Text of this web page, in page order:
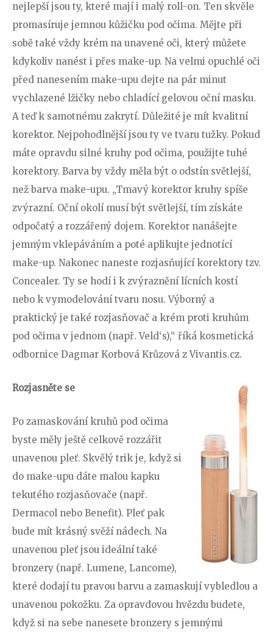
nejlepší jsou ty, které mají i malý roll-on. Ten skvěle
promasíruje jemnou kůžičku pod očima. Mějte při
sobě také vždy krém na unavené oči, který můžete
kdykoliv nanést i přes make-up. Na velmi opuchlé oči
před nanesením make-upu dejte na pár minut
vychlazené lžičky nebo chladící gelovou oční masku.
A teď k samotnému zakrytí. Důležité je mít kvalitní
korektor. Nejpohodlnější jsou ty ve tvaru tužky. Pokud
máte opravdu silné kruhy pod očima, použijte tuhé
korektory. Barva by vždy měla být o odstín světlejší,
než barva make-upu. „Tmavý korektor kruhy spíše
zvýrazní. Oční okolí musí být světlejší, tím získáte
odpočatý a rozzářený dojem. Korektor nanášejte
jemným vklepáváním a poté aplikujte jednotící
make-up. Nakonec naneste rozjasňující korektory tzv.
Concealer. Ty se hodí i k zvýraznění lícních kostí
nebo k vymodelování tvaru nosu. Výborný a
praktický je také rozjasňovač a krém proti kruhům
pod očima v jednom (např. Veld‘s),“ říká kosmetická
odbornice Dagmar Korbová Krůzová z Vivantis.cz.
Rozjasněte se
Po zamaskování kruhů pod očima
byste měly ještě celkově rozzářit
unavenou pleť. Skvělý trik je, když si
do make-upu dáte malou kapku
tekutého rozjasňovače (např.
Dermacol nebo Benefit). Pleť pak
bude mít krásný svěží nádech. Na
unavenou pleť jsou ideální také
bronzery (např. Lumene, Lancome),
které dodají tu pravou barvu a zamaskují vybledlou a
unavenou pokožku. Za opravdovou hvězdu budete,
když si na sebe nanesete bronzery s jemnými